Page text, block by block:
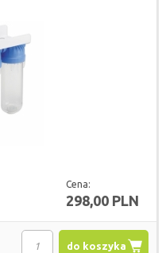
Cena:
298,00 PLN
do koszyka